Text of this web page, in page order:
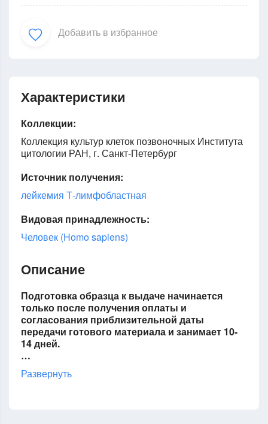
Добавить в избранное
Характеристики
Коллекции:
Коллекция культур клеток позвоночных Института
цитологии РАН, г. Санкт-Петербург
Источник получения:
лейкемия Т-лимфобластная
Видовая принадлежность:
Человек (Homo sapiens)
Описание
Подготовка образца к выдаче начинается
только после получения оплаты и
согласования приблизительной даты
передачи готового материала и занимает 10-
14 дней.
…
Развернуть